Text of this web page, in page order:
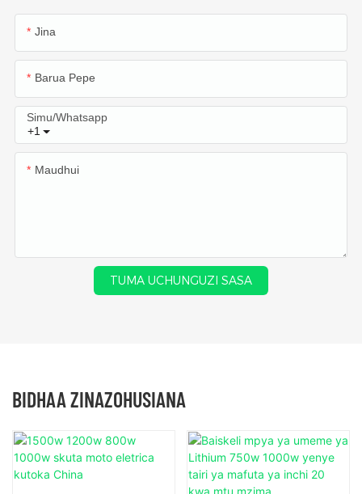
Jina
Barua Pepe
+1
Simu/whatsapp
Maudhui
TUMA UCHUNGUZI SASA
BIDHAA ZINAZOHUSIANA